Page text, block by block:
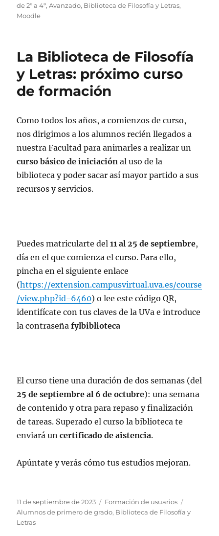
el
de 2º a 4º,Avanzado, Biblioteca de Filosofía y Letras,
Moodle
La Biblioteca de Filosofía
y Letras: próximo curso
de formación
Como todos los años, a comienzos de curso,
nos dirigimos a los alumnos recién llegados a
nuestra Facultad para animarles a realizar un
curso básico de iniciación al uso de la
biblioteca y poder sacar así mayor partido a sus
recursos y servicios.
Puedes matricularte del11 al 25 de septiembre,
día en el que comienza el curso. Para ello,
pincha en el siguiente enlace
(https://extension.campusvirtual.uva.es/course
/view.php?id=6460) o lee este código QR,
identifícate con tus claves de la UVa e introduce
la contraseñafylbiblioteca
El curso tiene una duración de dos semanas (del
25 de septiembre al 6 de octubre): una semana
de contenido y otra para repaso y finalización
de tareas. Superado el curso la biblioteca te
enviará uncertificado de aistencia.
Apúntate y verás cómo tus estudios mejoran.
Publicado
el
11 de septiembre de 2023 Categorías
Formación de usuarios
Alumnos de primero de grado, Biblioteca de Filosofía y
Letras